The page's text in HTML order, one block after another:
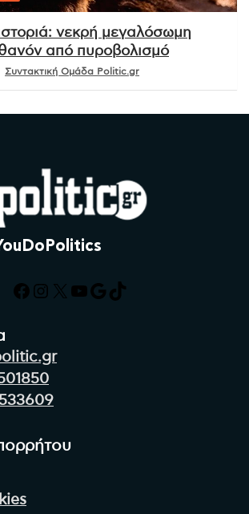
νεκρή μεγαλόσωμη
από πυροβολισμό
Συντακτική Ομάδα Politic.gr
Facebook
Instagram
X YouTube
Google
TikTok